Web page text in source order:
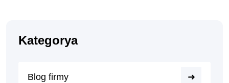
Kategorya
Blog firmy